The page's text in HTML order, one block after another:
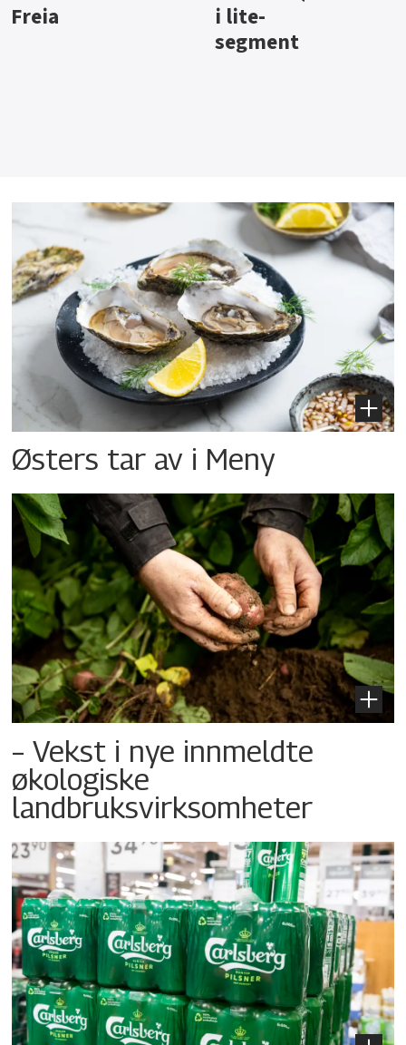
Østers tar av i Meny
– Vekst i nye innmeldte
økologiske
landbruksvirksomheter